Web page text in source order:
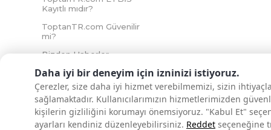
Daha iyi bir deneyim için izninizi istiyoruz.
Çerezler, size daha iyi hizmet verebilmemizi, sizin
sağlamaktadır. Kullanıcılarımızın hizmetlerimizden
kişilerin gizliliğini korumayı önemsiyoruz. "Kabul Et"
ayarları kendiniz düzenleyebilirsiniz. Reddet seçeneğine
Kayıtlı mıdır?
ToptanTR.com Güvenilir
mi?
Bizden Haberler
İNTERNETTE GÜVENLİ ALIŞVERİŞ